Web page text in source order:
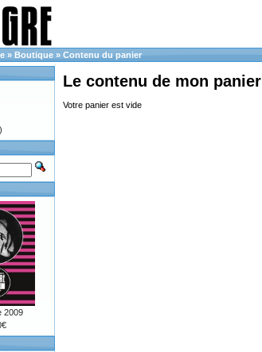
» Boutique » Contenu du panier
Le contenu de mon panier
Votre panier est vide
2009